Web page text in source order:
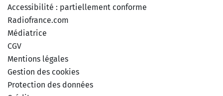
Accessibilité : partiellement conforme
Radiofrance.com
Médiatrice
CGV
Mentions légales
Gestion des cookies
Protection des données